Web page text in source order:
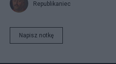
Republikaniec
Napisz notkę